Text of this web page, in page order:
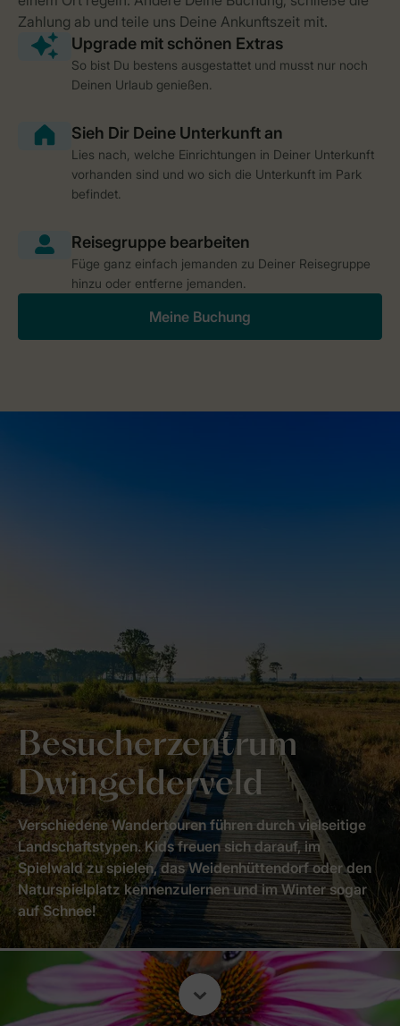
So bist Du bestens ausgestattet und musst nur noch
Deinen Urlaub genießen.
Lies nach, welche Einrichtungen in Deiner Unterkunft
vorhanden sind und wo sich die Unterkunft im Park
befindet.
Füge ganz einfach jemanden zu Deiner Reisegruppe
hinzu oder entferne jemanden.
Meine Buchung
Besucherzentrum
Dwingelderveld
Verschiedene Wandertouren führen durch vielseitige
Landschaftstypen. Kids freuen sich darauf, im
Spielwald zu spielen, das Weidenhüttendorf oder den
Naturspielplatz kennenzulernen und im Winter sogar
auf Schnee!